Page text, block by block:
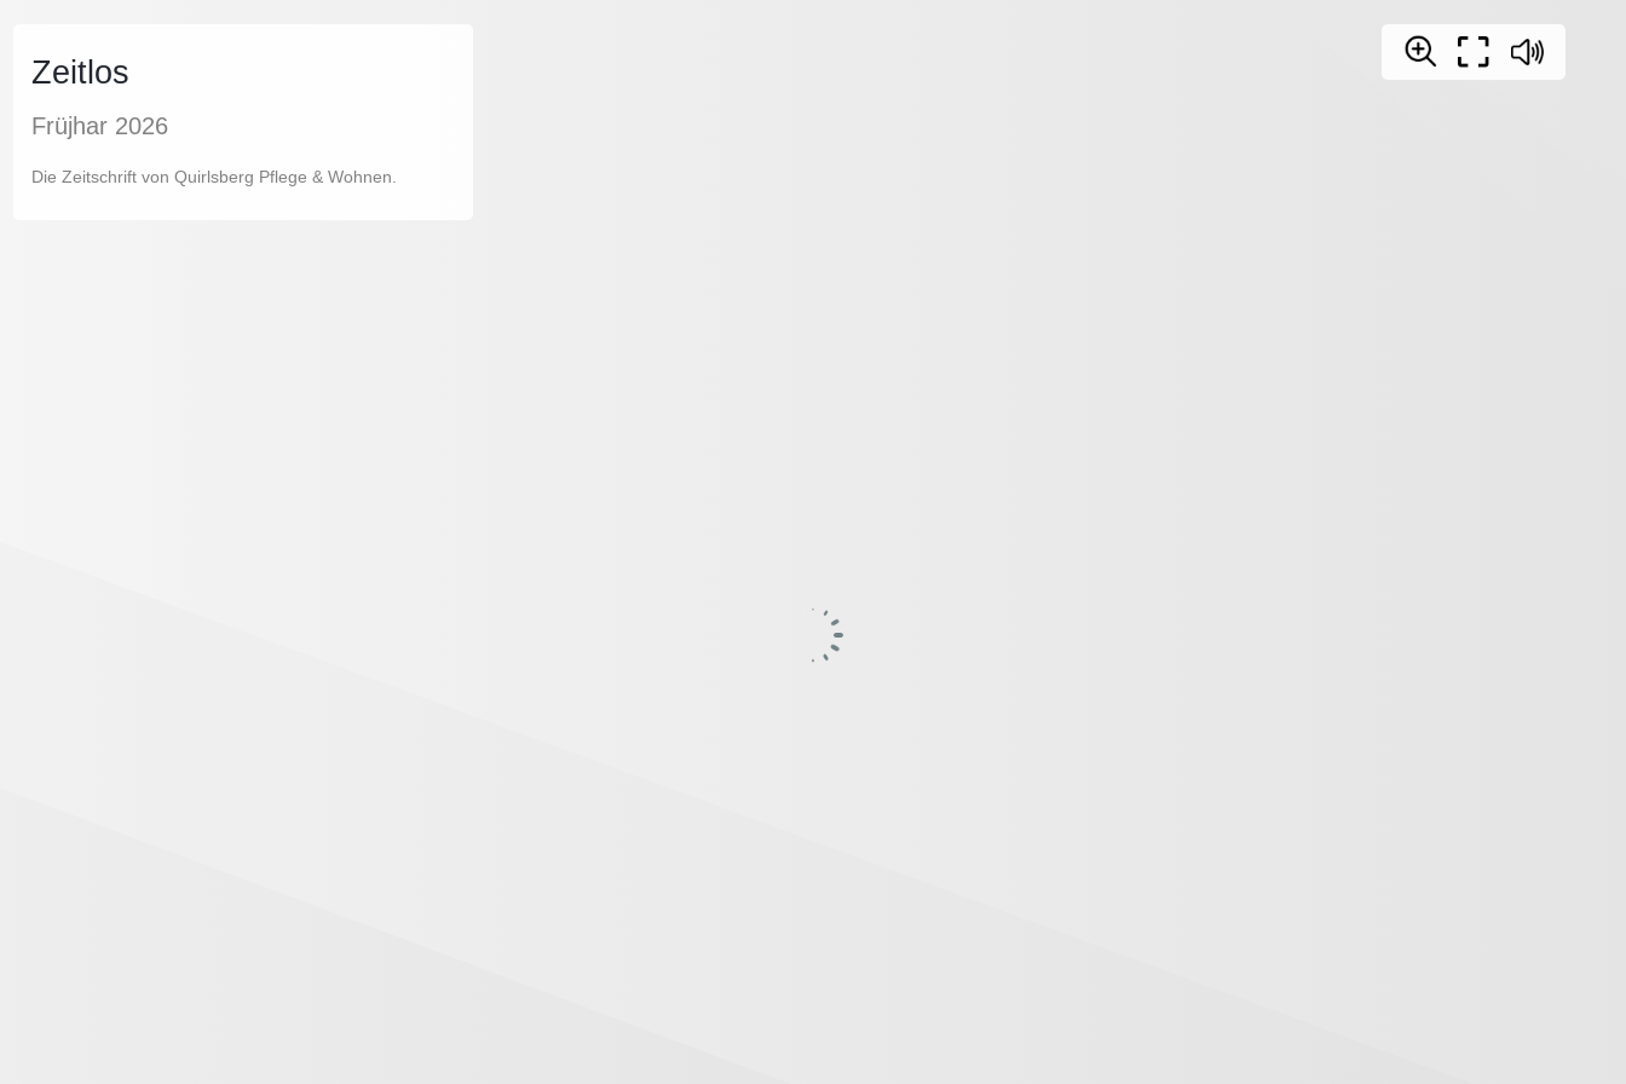
Zeitlos
Früjhar 2026
Die Zeitschrift von Quirlsberg Pflege & Wohnen.